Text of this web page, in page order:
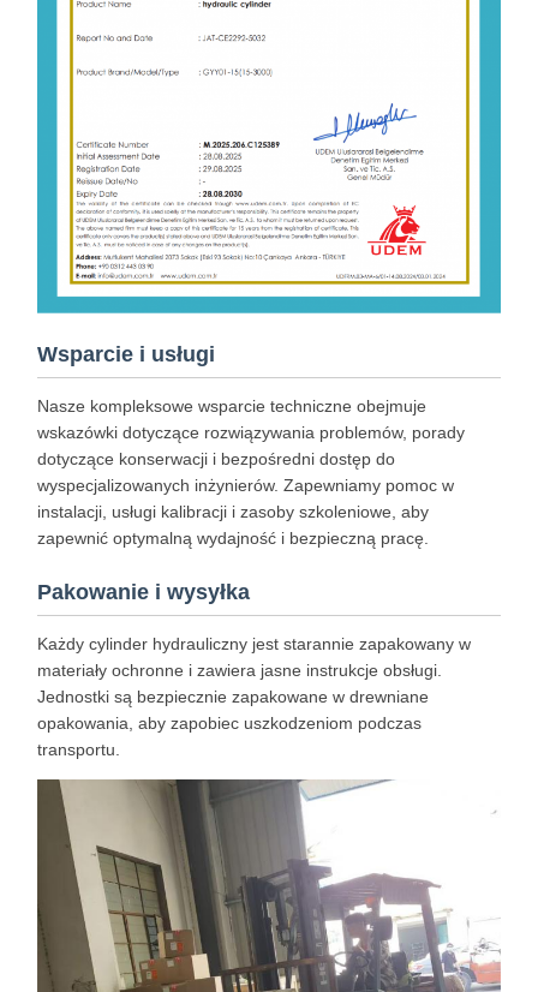
Wsparcie i usługi
Nasze kompleksowe wsparcie techniczne obejmuje
wskazówki dotyczące rozwiązywania problemów, porady
dotyczące konserwacji i bezpośredni dostęp do
wyspecjalizowanych inżynierów. Zapewniamy pomoc w
instalacji, usługi kalibracji i zasoby szkoleniowe, aby
zapewnić optymalną wydajność i bezpieczną pracę.
Pakowanie i wysyłka
Każdy cylinder hydrauliczny jest starannie zapakowany w
materiały ochronne i zawiera jasne instrukcje obsługi.
Jednostki są bezpiecznie zapakowane w drewniane
opakowania, aby zapobiec uszkodzeniom podczas
transportu.